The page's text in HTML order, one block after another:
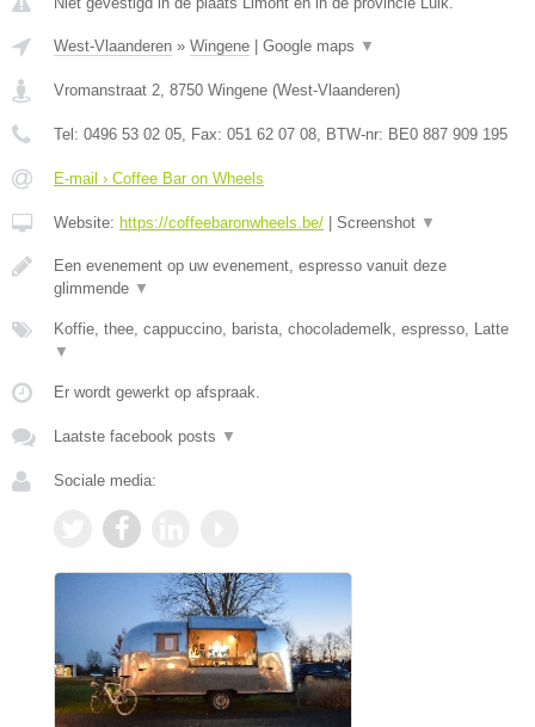
West-Vlaanderen » Wingene | Google maps ▼
Vromanstraat 2 8750 Wingene (West-Vlaanderen)
Tel: 0496 53 02 05 , Fax: 051 62 07 08 , BTW-nr: BE0 887 909 195
E-mail › Coffee Bar on Wheels
Website: https://coffeebaronwheels.be/ | Screenshot ▼
Een evenement op uw evenement, espresso vanuit deze
glimmende ▼
Koffie, thee, cappuccino, barista, chocolademelk, espresso, Latte
▼
Er wordt gewerkt op afspraak.
Laatste facebook posts ▼
Sociale media: